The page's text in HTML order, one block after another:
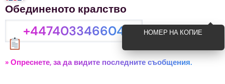
Обединеното кралство
+447403346604 НОМЕР НА КОПИЕ
» Опреснете, за да видите последните съобщения.